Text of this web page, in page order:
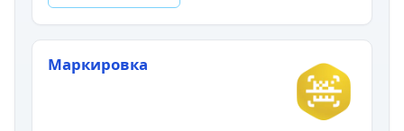
Маркировка